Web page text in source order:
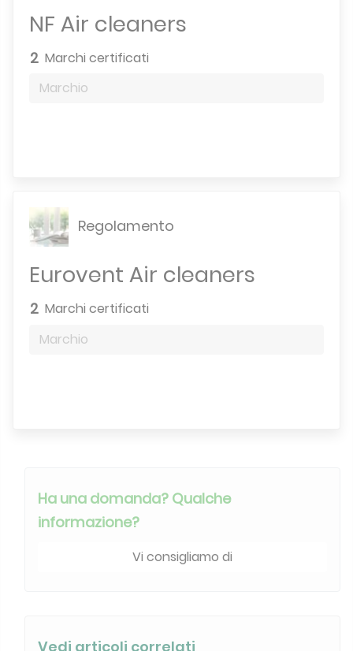
NF Air cleaners
2 Marchi certificati
Marchio
Regolamento
Eurovent Air cleaners
2 Marchi certificati
Marchio
Ha una domanda? Qualche
informazione?
Vi consigliamo di
Vedi articoli correlati